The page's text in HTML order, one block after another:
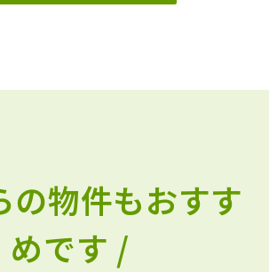
の物件もおすす
めです /